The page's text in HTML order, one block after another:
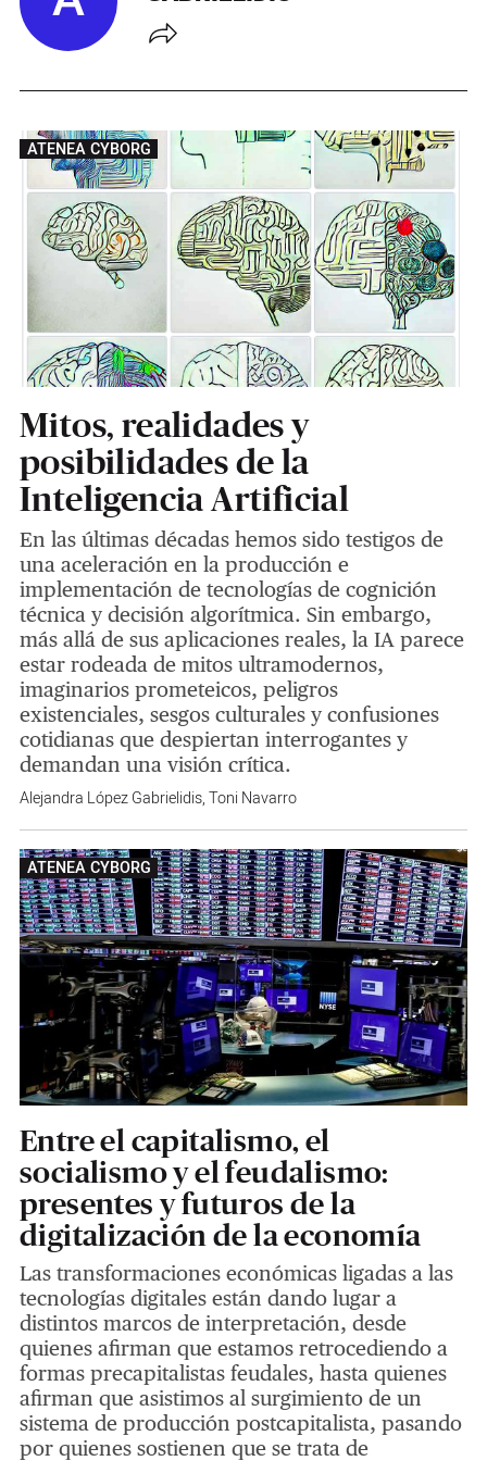
ATENEA CYBORG
Mitos, realidades y
posibilidades de la
Inteligencia Artificial
En las últimas décadas hemos sido testigos de
una aceleración en la producción e
implementación de tecnologías de cognición
técnica y decisión algorítmica. Sin embargo,
más allá de sus aplicaciones reales, la IA parece
estar rodeada de mitos ultramodernos,
imaginarios prometeicos, peligros
existenciales, sesgos culturales y confusiones
cotidianas que despiertan interrogantes y
demandan una visión crítica.
Alejandra López Gabrielidis,Toni Navarro
ATENEA CYBORG
Entre el capitalismo, el
socialismo y el feudalismo:
presentes y futuros de la
digitalización de la economía
Las transformaciones económicas ligadas a las
tecnologías digitales están dando lugar a
distintos marcos de interpretación, desde
quienes afirman que estamos retrocediendo a
formas precapitalistas feudales, hasta quienes
afirman que asistimos al surgimiento de un
sistema de producción postcapitalista, pasando
por quienes sostienen que se trata de